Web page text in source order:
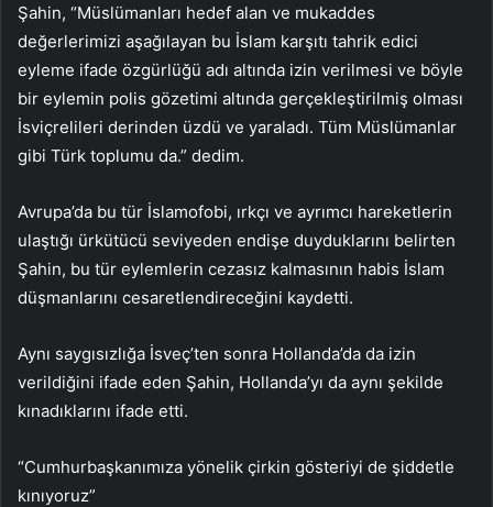
Şahin, “Müslümanları hedef alan ve mukaddes
değerlerimizi aşağılayan bu İslam karşıtı tahrik edici
eyleme ifade özgürlüğü adı altında izin verilmesi ve böyle
bir eylemin polis gözetimi altında gerçekleştirilmiş olması
İsviçrelileri derinden üzdü ve yaraladı. Tüm Müslümanlar
gibi Türk toplumu da.” dedim.
Avrupa’da bu tür İslamofobi, ırkçı ve ayrımcı hareketlerin
ulaştığı ürkütücü seviyeden endişe duyduklarını belirten
Şahin, bu tür eylemlerin cezasız kalmasının habis İslam
düşmanlarını cesaretlendireceğini kaydetti.
Aynı saygısızlığa İsveç’ten sonra Hollanda’da da izin
verildiğini ifade eden Şahin, Hollanda’yı da aynı şekilde
kınadıklarını ifade etti.
“Cumhurbaşkanımıza yönelik çirkin gösteriyi de şiddetle
kınıyoruz”